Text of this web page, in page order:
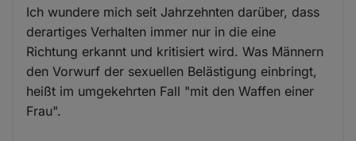
Ich wundere mich seit Jahrzehnten darüber, dass
derartiges Verhalten immer nur in die eine
Richtung erkannt und kritisiert wird. Was Männern
den Vorwurf der sexuellen Belästigung einbringt,
heißt im umgekehrten Fall "mit den Waffen einer
Frau".